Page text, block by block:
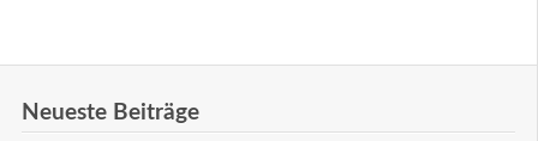
Neueste Beiträge